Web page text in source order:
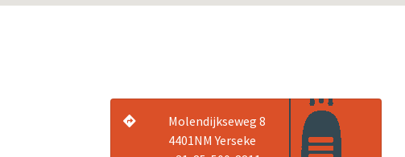
Molendijkseweg 8
4401NM Yerseke